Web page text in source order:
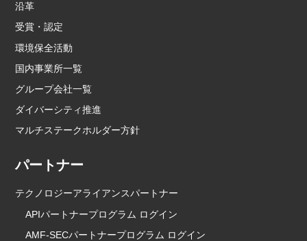
沿革
受賞・認定
環境保全活動
国内事業所一覧
グループ会社一覧
ダイバーシティ推進
マルチステークホルダー方針
パートナー
テクノロジーアライアンスパートナー
APIパートナープログラム ログイン
AMF-SECパートナープログラム ログイン